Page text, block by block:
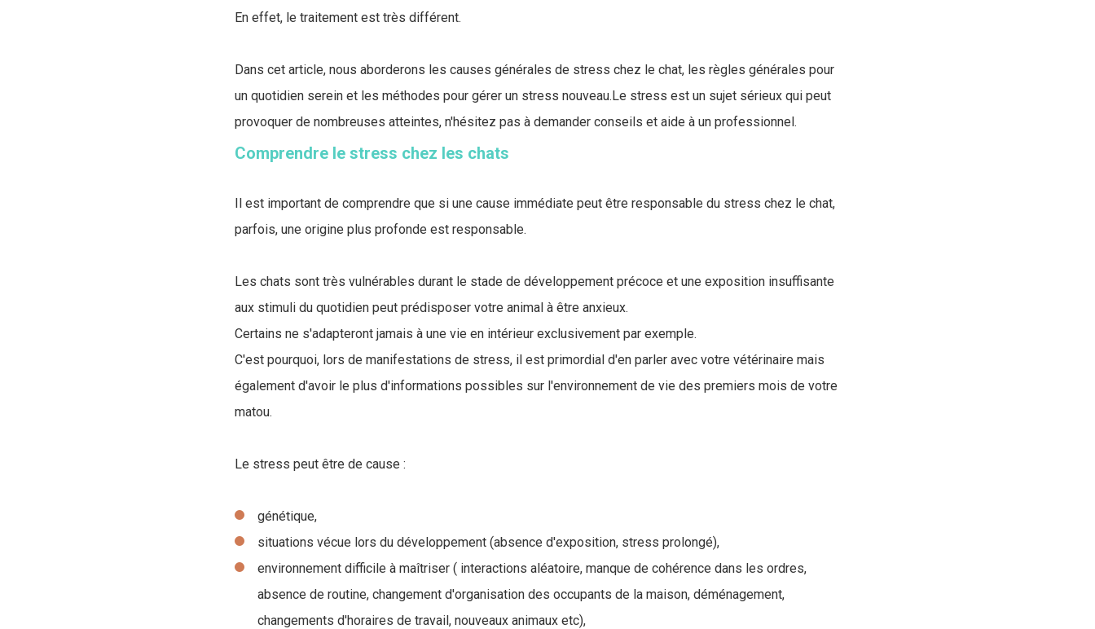
En effet, le traitement est très différent.
Dans cet article, nous aborderons les causes générales de stress chez le chat, les règles générales pour
un quotidien serein et les méthodes pour gérer un stress nouveau.Le stress est un sujet sérieux qui peut
provoquer de nombreuses atteintes, n'hésitez pas à demander conseils et aide à un professionnel.
Comprendre le stress chez les chats
Il est important de comprendre que si une cause immédiate peut être responsable du stress chez le chat,
parfois, une origine plus profonde est responsable.
Les chats sont très vulnérables durant le stade de développement précoce et une exposition insuffisante
aux stimuli du quotidien peut prédisposer votre animal à être anxieux.
Certains ne s'adapteront jamais à une vie en intérieur exclusivement par exemple.
C'est pourquoi, lors de manifestations de stress, il est primordial d'en parler avec votre vétérinaire mais
également d'avoir le plus d'informations possibles sur l'environnement de vie des premiers mois de votre
matou.
Le stress peut être de cause :
génétique,
situations vécue lors du développement (absence d'exposition, stress prolongé),
environnement difficile à maîtriser ( interactions aléatoire, manque de cohérence dans les ordres,
absence de routine, changement d'organisation des occupants de la maison, déménagement,
changements d'horaires de travail, nouveaux animaux etc),